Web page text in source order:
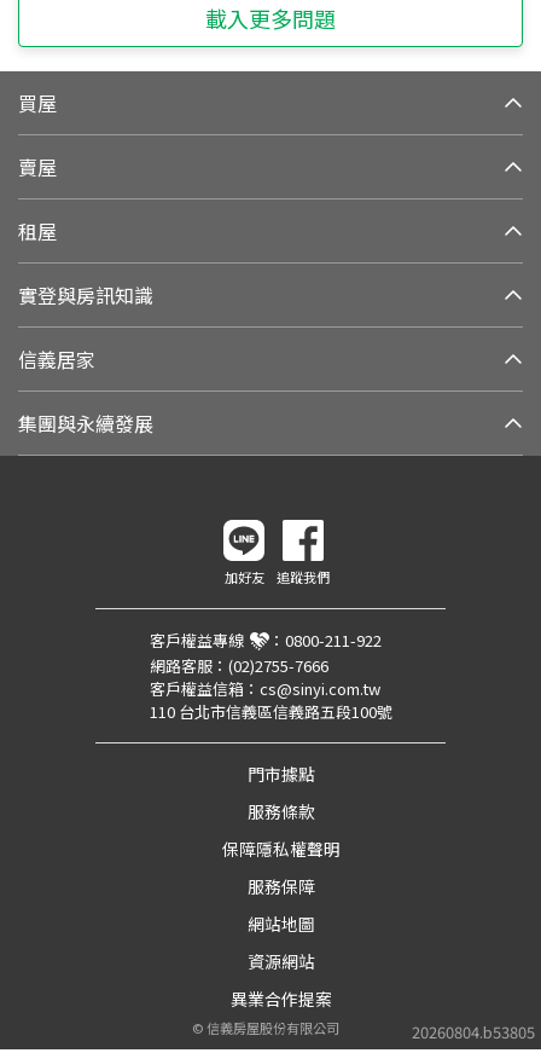
載入更多問題
買屋
賣屋
租屋
實登與房訊知識
信義居家
集團與永續發展
20260804.b53805
加好友 追蹤我們
客戶權益專線 ： 0800-211-922
網路客服： (02)2755-7666
客戶權益信箱： cs@sinyi.com.tw
110 台北市信義區信義路五段100號
門市據點
服務條款
保障隱私權聲明
服務保障
網站地圖
資源網站
異業合作提案
©信義房屋股份有限公司